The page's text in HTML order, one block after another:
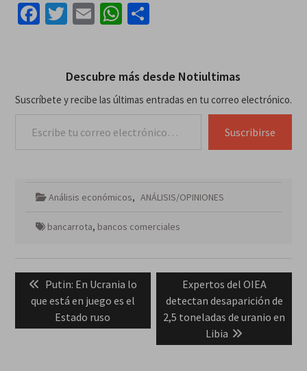
Facebook
Twitter
EmailWhatsApp
Compartir
Descubre más desde Notiultimas
Suscríbete y recibe las últimas entradas en tu correo electrónico.
Suscribirse
Análisis económicos, ANÁLISIS/OPINIONES
bancarrota, bancos comerciales
Navegación
entradas
Previous
post:
Putin: En Ucrania lo
que está en juego es el
Estado ruso
Next
post:
Expertos del OIEA
detectan desaparición de
2,5 toneladas de uranio en
Libia